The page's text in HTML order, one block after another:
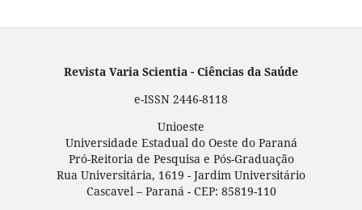
Revista Varia Scientia - Ciências da Saúde
e-ISSN 2446-8118
Unioeste
Universidade Estadual do Oeste do Paraná
Pró-Reitoria de Pesquisa e Pós-Graduação
Rua Universitária, 1619 - Jardim Universitário
Cascavel – Paraná - CEP: 85819-110